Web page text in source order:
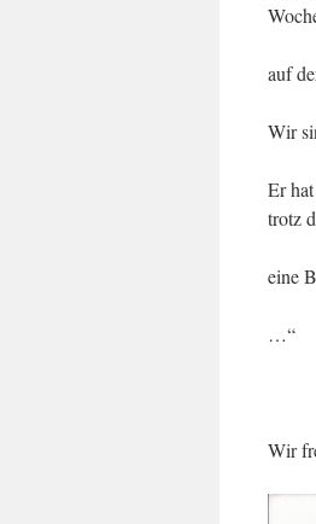
auf
Wir
Er
trotz
eine
…“
Wir